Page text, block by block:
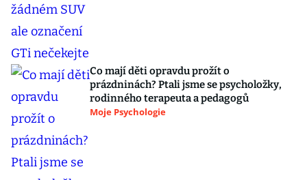
Co mají děti opravdu prožít o
prázdninách? Ptali jsme se psycholožky,
rodinného terapeuta a pedagogů
Moje Psychologie